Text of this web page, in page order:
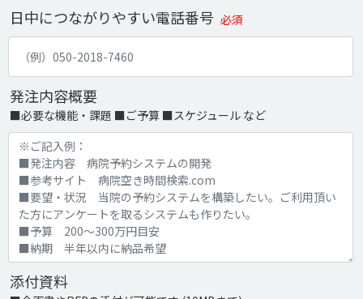
日中につながりやすい電話番号 必須
発注内容概要
■必要な機能・課題 ■ご予算 ■スケジュール など
添付資料